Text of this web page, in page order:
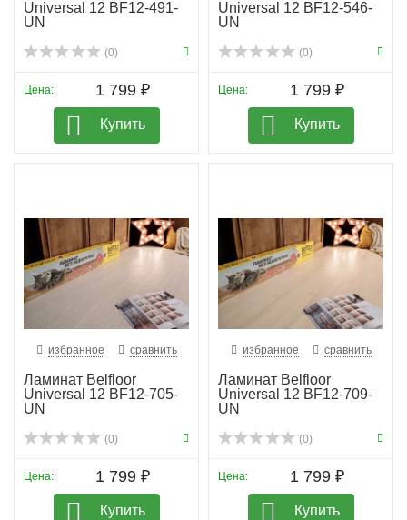
Universal 12 BF12-491-
UN
(0)
Цена: 1 799 ₽
Купить
Universal 12 BF12-546-
UN
(0)
Цена: 1 799 ₽
Купить
избранное сравнить
Ламинат Belfloor
Universal 12 BF12-705-
UN
(0)
Цена: 1 799 ₽
Купить
избранное сравнить
Ламинат Belfloor
Universal 12 BF12-709-
UN
(0)
Цена: 1 799 ₽
Купить